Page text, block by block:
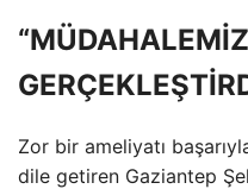
Zor bir ameliyatı
dile getiren Gaziantep